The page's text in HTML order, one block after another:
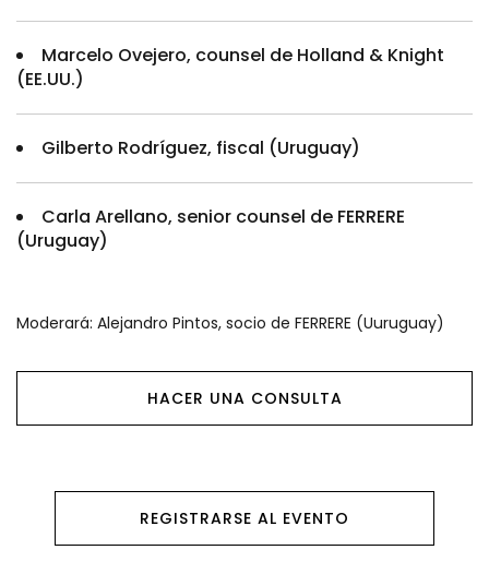
Marcelo Ovejero, counsel de Holland & Knight
(EE.UU.)
Gilberto Rodríguez, fiscal (Uruguay)
Carla Arellano, senior counsel de FERRERE
(Uruguay)
Moderará: Alejandro Pintos, socio de FERRERE (Uuruguay)
HACER UNA CONSULTA
REGISTRARSE AL EVENTO